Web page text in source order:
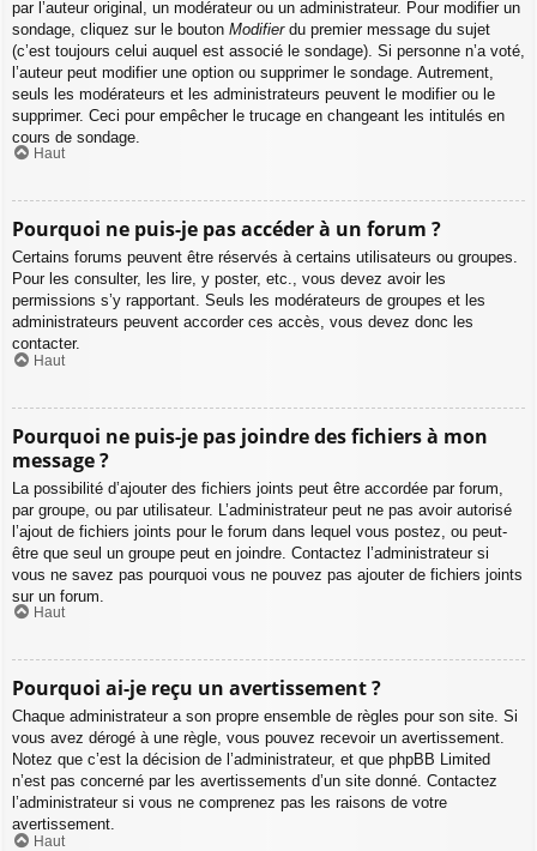
par l’auteur original, un modérateur ou un administrateur. Pour modifier un
sondage, cliquez sur le bouton Modifierdu premier message du sujet
(c’est toujours celui auquel est associé le sondage). Si personne n’a voté,
l’auteur peut modifier une option ou supprimer le sondage. Autrement,
seuls les modérateurs et les administrateurs peuvent le modifier ou le
supprimer. Ceci pour empêcher le trucage en changeant les intitulés en
cours de sondage.
Haut
Pourquoi ne puis-je pas accéder à un forum ?
Certains forums peuvent être réservés à certains utilisateurs ou groupes.
Pour les consulter, les lire, y poster, etc., vous devez avoir les
permissions s’y rapportant. Seuls les modérateurs de groupes et les
administrateurs peuvent accorder ces accès, vous devez donc les
contacter.
Haut
Pourquoi ne puis-je pas joindre des fichiers à mon
message ?
La possibilité d’ajouter des fichiers joints peut être accordée par forum,
par groupe, ou par utilisateur. L’administrateur peut ne pas avoir autorisé
l’ajout de fichiers joints pour le forum dans lequel vous postez, ou peut-
être que seul un groupe peut en joindre. Contactez l’administrateur si
vous ne savez pas pourquoi vous ne pouvez pas ajouter de fichiers joints
sur un forum.
Haut
Pourquoi ai-je reçu un avertissement ?
Chaque administrateur a son propre ensemble de règles pour son site. Si
vous avez dérogé à une règle, vous pouvez recevoir un avertissement.
Notez que c’est la décision de l’administrateur, et que phpBB Limited
n’est pas concerné par les avertissements d’un site donné. Contactez
l’administrateur si vous ne comprenez pas les raisons de votre
avertissement.
Haut